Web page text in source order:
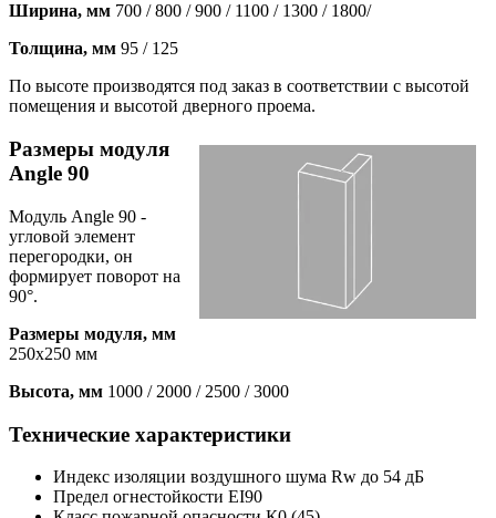
Ширина, мм 700 / 800 / 900 / 1100 / 1300 / 1800/
Толщина, мм 95 / 125
По высоте производятся под заказ в соответствии с высотой
помещения и высотой дверного проема.
Размеры модуля
Angle 90
Модуль Angle 90 -
угловой элемент
перегородки, он
формирует поворот на
90°.
Размеры модуля, мм
250х250 мм
Высота, мм 1000 / 2000 / 2500 / 3000
Технические характеристики
Индекс изоляции воздушного шума Rw до 54 дБ
Предел огнестойкости EI90